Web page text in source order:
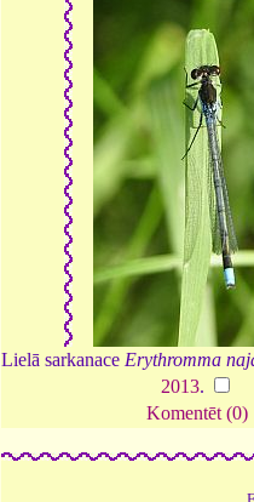
Lielā sarkanace Erythromma
2013.
Komentēt (0)